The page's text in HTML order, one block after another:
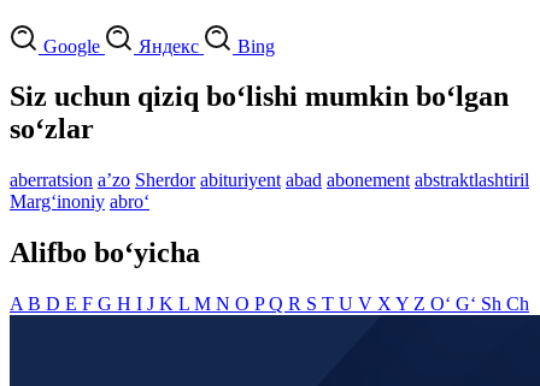
Google Яндекс Bing
Siz uchun qiziq bo‘lishi mumkin bo‘lgan
so‘zlar
aberratsion aʼzo Sherdor abituriyent abad abonement abstraktlashtiril
Marg‘inoniy abro‘
Alifbo bo‘yicha
A B D E F G H I J K L M N O PQ R S T U V X Y Z O‘ G‘ Sh Ch